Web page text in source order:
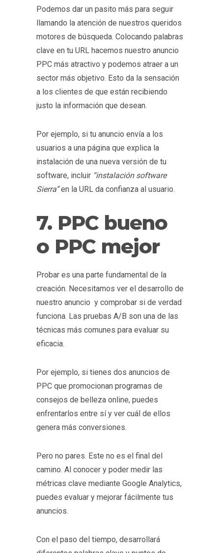
Podemos dar un pasito más para seguir
llamando la atención de nuestros queridos
motores de búsqueda. Colocando palabras
clave en tu URL hacemos nuestro anuncio
PPC más atractivo y podemos atraer a un
sector más objetivo. Esto da la sensación
a los clientes de que están recibiendo
justo la información que desean.
Por ejemplo, si tu anuncio envía a los
usuarios a una página que explica la
instalación de una nueva versión de tu
software, incluir “instalación software
Sierra”en la URL da confianza al usuario.
7. PPC bueno
o PPC mejor
Probar es una parte fundamental de la
creación. Necesitamos ver el desarrollo de
nuestro anuncio y comprobar si de verdad
funciona. Las pruebas A/B son una de las
técnicas más comunes para evaluar su
eficacia.
Por ejemplo, si tienes dos anuncios de
PPC que promocionan programas de
consejos de belleza online, puedes
enfrentarlos entre sí y ver cuál de ellos
genera más conversiones.
Pero no pares. Este no es el final del
camino. Al conocer y poder medir las
métricas clave mediante Google Analytics,
puedes evaluar y mejorar fácilmente tus
anuncios.
Con el paso del tiempo, desarrollará